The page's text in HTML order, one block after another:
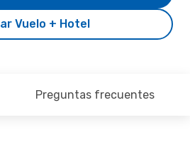
Vuelo + Hotel
Preguntas frecuentes